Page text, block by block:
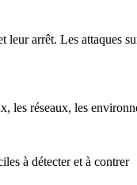
arrêt. Les attaques
les réseaux, les
à détecter et à contrer